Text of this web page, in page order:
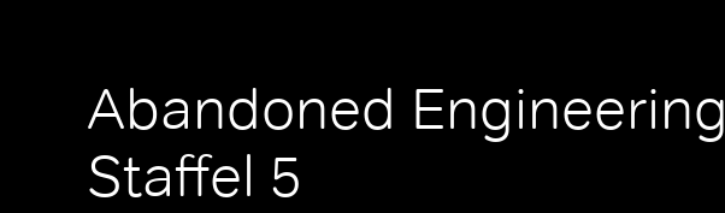
Abandoned Engineering
Staffel 5